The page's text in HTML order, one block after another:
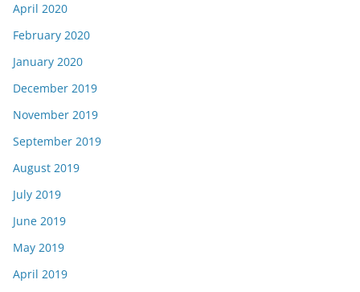
April 2020
February 2020
January 2020
December 2019
November 2019
September 2019
August 2019
July 2019
June 2019
May 2019
April 2019